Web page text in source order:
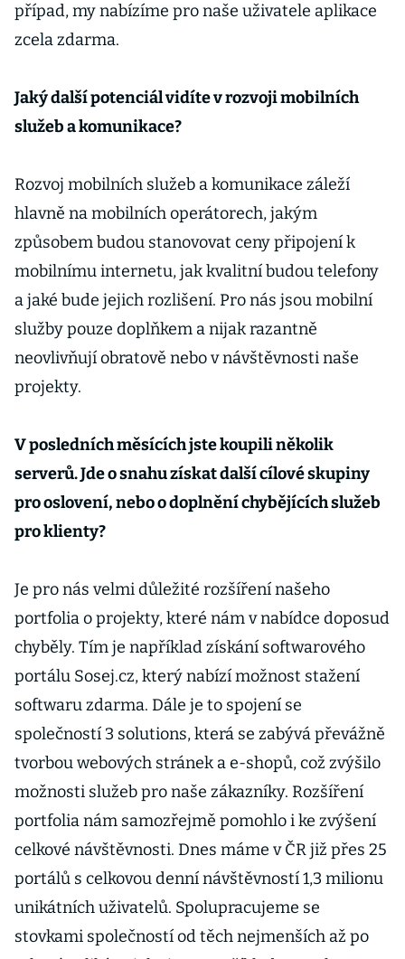
případ, my nabízíme pro naše uživatele aplikace
zcela zdarma.
Jaký další potenciál vidíte v rozvoji mobilních
služeb a komunikace?
Rozvoj mobilních služeb a komunikace záleží
hlavně na mobilních operátorech, jakým
způsobem budou stanovovat ceny připojení k
mobilnímu internetu, jak kvalitní budou telefony
a jaké bude jejich rozlišení. Pro nás jsou mobilní
služby pouze doplňkem a nijak razantně
neovlivňují obratově nebo v návštěvnosti naše
projekty.
V posledních měsících jste koupili několik
serverů. Jde o snahu získat další cílové skupiny
pro oslovení, nebo o doplnění chybějících služeb
pro klienty?
Je pro nás velmi důležité rozšíření našeho
portfolia o projekty, které nám v nabídce doposud
chyběly. Tím je například získání softwarového
portálu Sosej.cz, který nabízí možnost stažení
softwaru zdarma. Dále je to spojení se
společností 3 solutions, která se zabývá převážně
tvorbou webových stránek a e-shopů, což zvýšilo
možnosti služeb pro naše zákazníky. Rozšíření
portfolia nám samozřejmě pomohlo i ke zvýšení
celkové návštěvnosti. Dnes máme v ČR již přes 25
portálů s celkovou denní návštěvností 1,3 milionu
unikátních uživatelů. Spolupracujeme se
stovkami společností od těch nejmenších až po